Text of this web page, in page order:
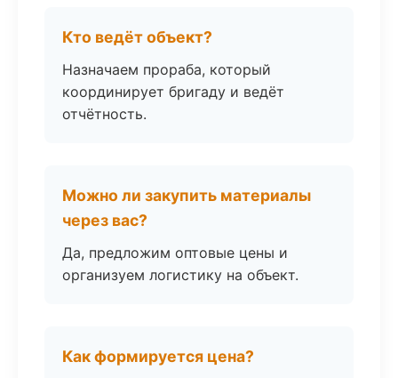
Кто ведёт объект?
Назначаем прораба, который
координирует бригаду и ведёт
отчётность.
Можно ли закупить материалы
через вас?
Да, предложим оптовые цены и
организуем логистику на объект.
Как формируется цена?